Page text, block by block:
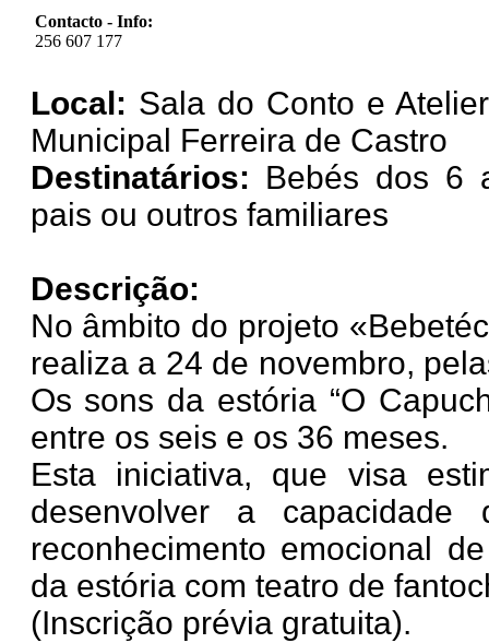
Contacto - Info:
256 607 177
Local: Sala do Conto e
Municipal Ferreira de Castro
Destinatários: Bebés dos 6
pais ou outros familiares
Descrição:
No âmbito do projeto
realiza a 24 de novembro,
Os sons da estória “O
entre os seis e os 36 meses.
Esta iniciativa, que visa
desenvolver a
reconhecimento emocional
da estória com teatro de
(Inscrição prévia gratuita).